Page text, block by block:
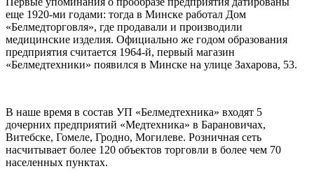
еще 1920-ми годами: тогда в Минске работал Дом
«Белмедторговля», где продавали и производили
медицинские изделия. Официально же годом образования
предприятия считается 1964-й, первый магазин
«Белмедтехники» появился в Минске на улице Захарова, 53.
В наше время в состав УП «Белмедтехника» входят 5
дочерних предприятий «Медтехника» в Барановичах,
Витебске, Гомеле, Гродно, Могилеве. Розничная сеть
насчитывает более 120 объектов торговли в более чем 70
населенных пунктах.